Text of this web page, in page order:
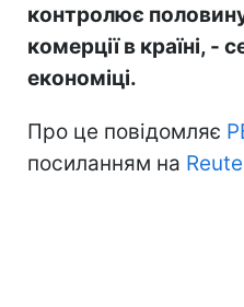
контролює
комерції в країні, -
економіці.
Про це повідомляє
посиланням на